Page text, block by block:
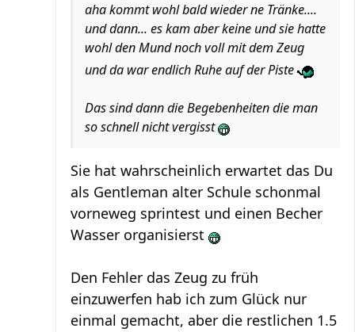
aha kommt wohl bald wieder ne Tränke....
und dann... es kam aber keine und sie hatte
wohl den Mund noch voll mit dem Zeug
und da war endlich Ruhe auf der Piste
Das sind dann die Begebenheiten die man
so schnell nicht vergisst
Sie hat wahrscheinlich erwartet das Du
als Gentleman alter Schule schonmal
vorneweg sprintest und einen Becher
Wasser organisierst
Den Fehler das Zeug zu früh
einzuwerfen hab ich zum Glück nur
einmal gemacht, aber die restlichen 1.5